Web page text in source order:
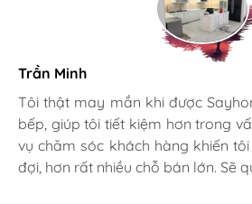
Gia đình bác sĩ X.A
Mình rất mê cách nhân viên tư
tình, chu đáo tại Sayhome. Mình
cho mình và bố mẹ chồng,chất
Trần Minh
Tôi thật may mắn khi được
bếp, giúp tôi tiết kiệm hơn trong
vụ chăm sóc khách hàng khiến
đợi, hơn rất nhiều chỗ bán lớn. Sẽ